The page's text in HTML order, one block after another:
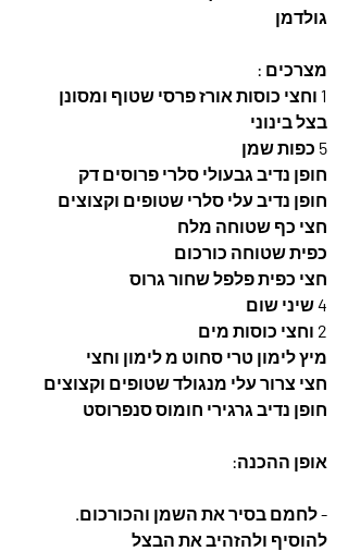
גולדמן
מצרכים :
1 וחצי כוסות אורז פרסי שטוף ומסונן
בצל בינוני
5 כפות שמן
חופן נדיב גבעולי סלרי פרוסים דק
חופן נדיב עלי סלרי שטופים וקצוצים
חצי כף שטוחה מלח
כפית שטוחה כורכום
חצי כפית פלפל שחור גרוס
4 שיני שום
2 וחצי כוסות מים
מיץ לימון טרי סחוט מ לימון וחצי
חצי צרור עלי מנגולד שטופים וקצוצים
חופן נדיב גרגירי חומוס סנפרוסט
אופן ההכנה:
- לחמם בסיר את השמן והכורכום.
להוסיף ולהזהיב את הבצל